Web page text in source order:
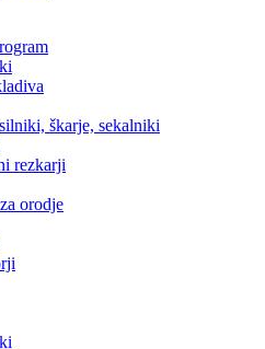
škarje, sekalniki
rezkarji
orodje